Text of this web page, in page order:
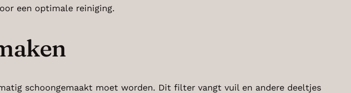
een optimale reiniging.
schoongemaakt moet worden. Dit filter vangt vuil en andere deeltjes